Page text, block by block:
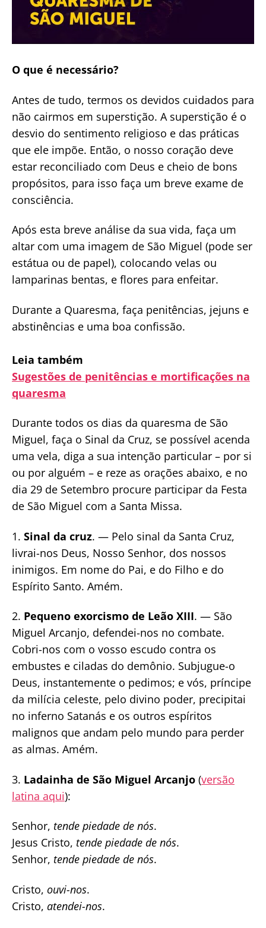
O que é necessário?
Antes de tudo, termos os devidos cuidados para
não cairmos em superstição. A superstição é o
desvio do sentimento religioso e das práticas
que ele impõe. Então, o nosso coração deve
estar reconciliado com Deus e cheio de bons
propósitos, para isso faça um breve exame de
consciência.
Após esta breve análise da sua vida, faça um
altar com uma imagem de São Miguel (pode ser
estátua ou de papel), colocando velas ou
lamparinas bentas, e flores para enfeitar.
Durante a Quaresma, faça penitências, jejuns e
abstinências e uma boa confissão.
Leia também
Sugestões de penitências e mortificações na
quaresma
Durante todos os dias da quaresma de São
Miguel, faça o Sinal da Cruz, se possível acenda
uma vela, diga a sua intenção particular – por si
ou por alguém – e reze as orações abaixo, e no
dia 29 de Setembro procure participar da Festa
de São Miguel com a Santa Missa.
1. Sinal da cruz. — Pelo sinal da Santa Cruz,
livrai-nos Deus, Nosso Senhor, dos nossos
inimigos. Em nome do Pai, e do Filho e do
Espírito Santo. Amém.
2. Pequeno exorcismo de Leão XIII. — São
Miguel Arcanjo, defendei-nos no combate.
Cobri-nos com o vosso escudo contra os
embustes e ciladas do demônio. Subjugue-o
Deus, instantemente o pedimos; e vós, príncipe
da milícia celeste, pelo divino poder, precipitai
no inferno Satanás e os outros espíritos
malignos que andam pelo mundo para perder
as almas. Amém.
3. Ladainha de São Miguel Arcanjo (versão
latina aqui):
Senhor, tende piedade de nós.
Jesus Cristo, tende piedade de nós.
Senhor, tende piedade de nós.
Cristo, ouvi-nos.
Cristo, atendei-nos.